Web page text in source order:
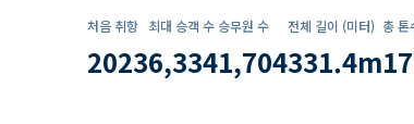
처음 취항
2023
최대 승객 수
6,334
승무원 수
1,704
전체 길이 (미터)
331.4m
총 톤